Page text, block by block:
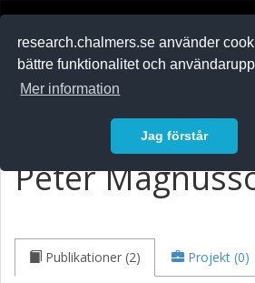
research.chalmers.se använder
bättre funktionalitet och
Mer information
Jag förstår
Peter
Publikationer (2) Projekt (0)